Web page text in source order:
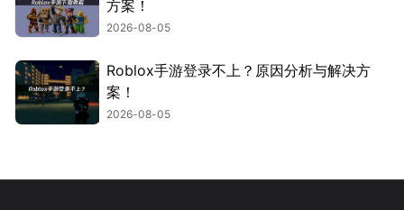
方案！
2026-08-05
Roblox手游登录不上？原因分析与解决方
案！
2026-08-05